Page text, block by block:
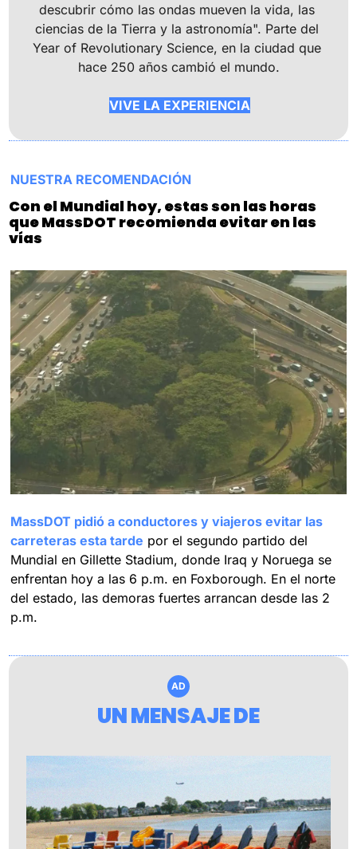
descubrir cómo las ondas mueven la vida, las
ciencias de la Tierra y la astronomía". Parte del
Year of Revolutionary Science, en la ciudad que
hace 250 años cambió el mundo.
VIVE LA EXPERIENCIA
NUESTRA RECOMENDACIÓN
Con el Mundial hoy, estas son las horas
que MassDOT recomienda evitar en las
vías
MassDOT pidió a conductores y viajeros evitar las
carreteras esta tarde por el segundo partido del
Mundial en Gillette Stadium, donde Iraq y Noruega se
enfrentan hoy a las 6 p.m. en Foxborough. En el norte
del estado, las demoras fuertes arrancan desde las 2
p.m.
AD
UN MENSAJE DE